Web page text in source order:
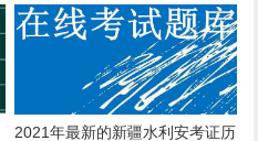
2021年最新的新疆水利安考证历